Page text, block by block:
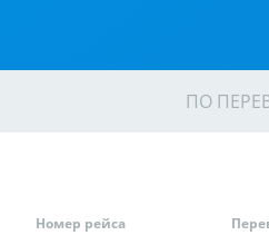
ПО
Номер рейса